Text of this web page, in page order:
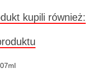
kupili również: